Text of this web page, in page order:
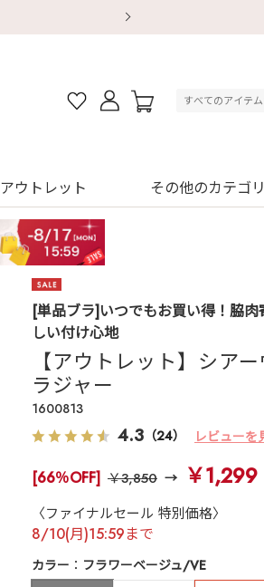
アウトレット その他のカテゴリ
[単品ブラ]いつでもお買い得！脇
しい付け心地
【アウトレット】シア
ラジャー
1600813
4.3 （24） レビューを
[66％OFF] ￥3,850 ￥1,299
〈ファイナルセール 特別価格〉
8/10(月)15:59まで
カラー フラワーベージュ/VE